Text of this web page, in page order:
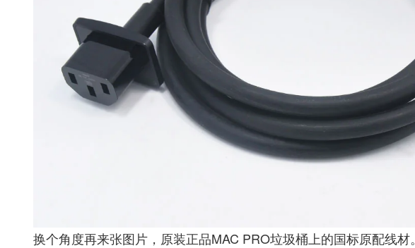
换个角度再来张图片，原装正品MAC PRO垃圾桶上的国标原配线材。